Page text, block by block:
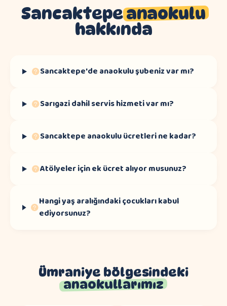
Sancaktepeanaokulu
hakkında
Sancaktepe'de anaokulu şubeniz var mı?
Sarıgazi dahil servis hizmeti var mı?
Sancaktepe anaokulu ücretleri ne kadar?
Atölyeler için ek ücret alıyor musunuz?
Hangi yaş aralığındaki çocukları kabul
ediyorsunuz?
Ümraniye bölgesindeki
anaokullarımız